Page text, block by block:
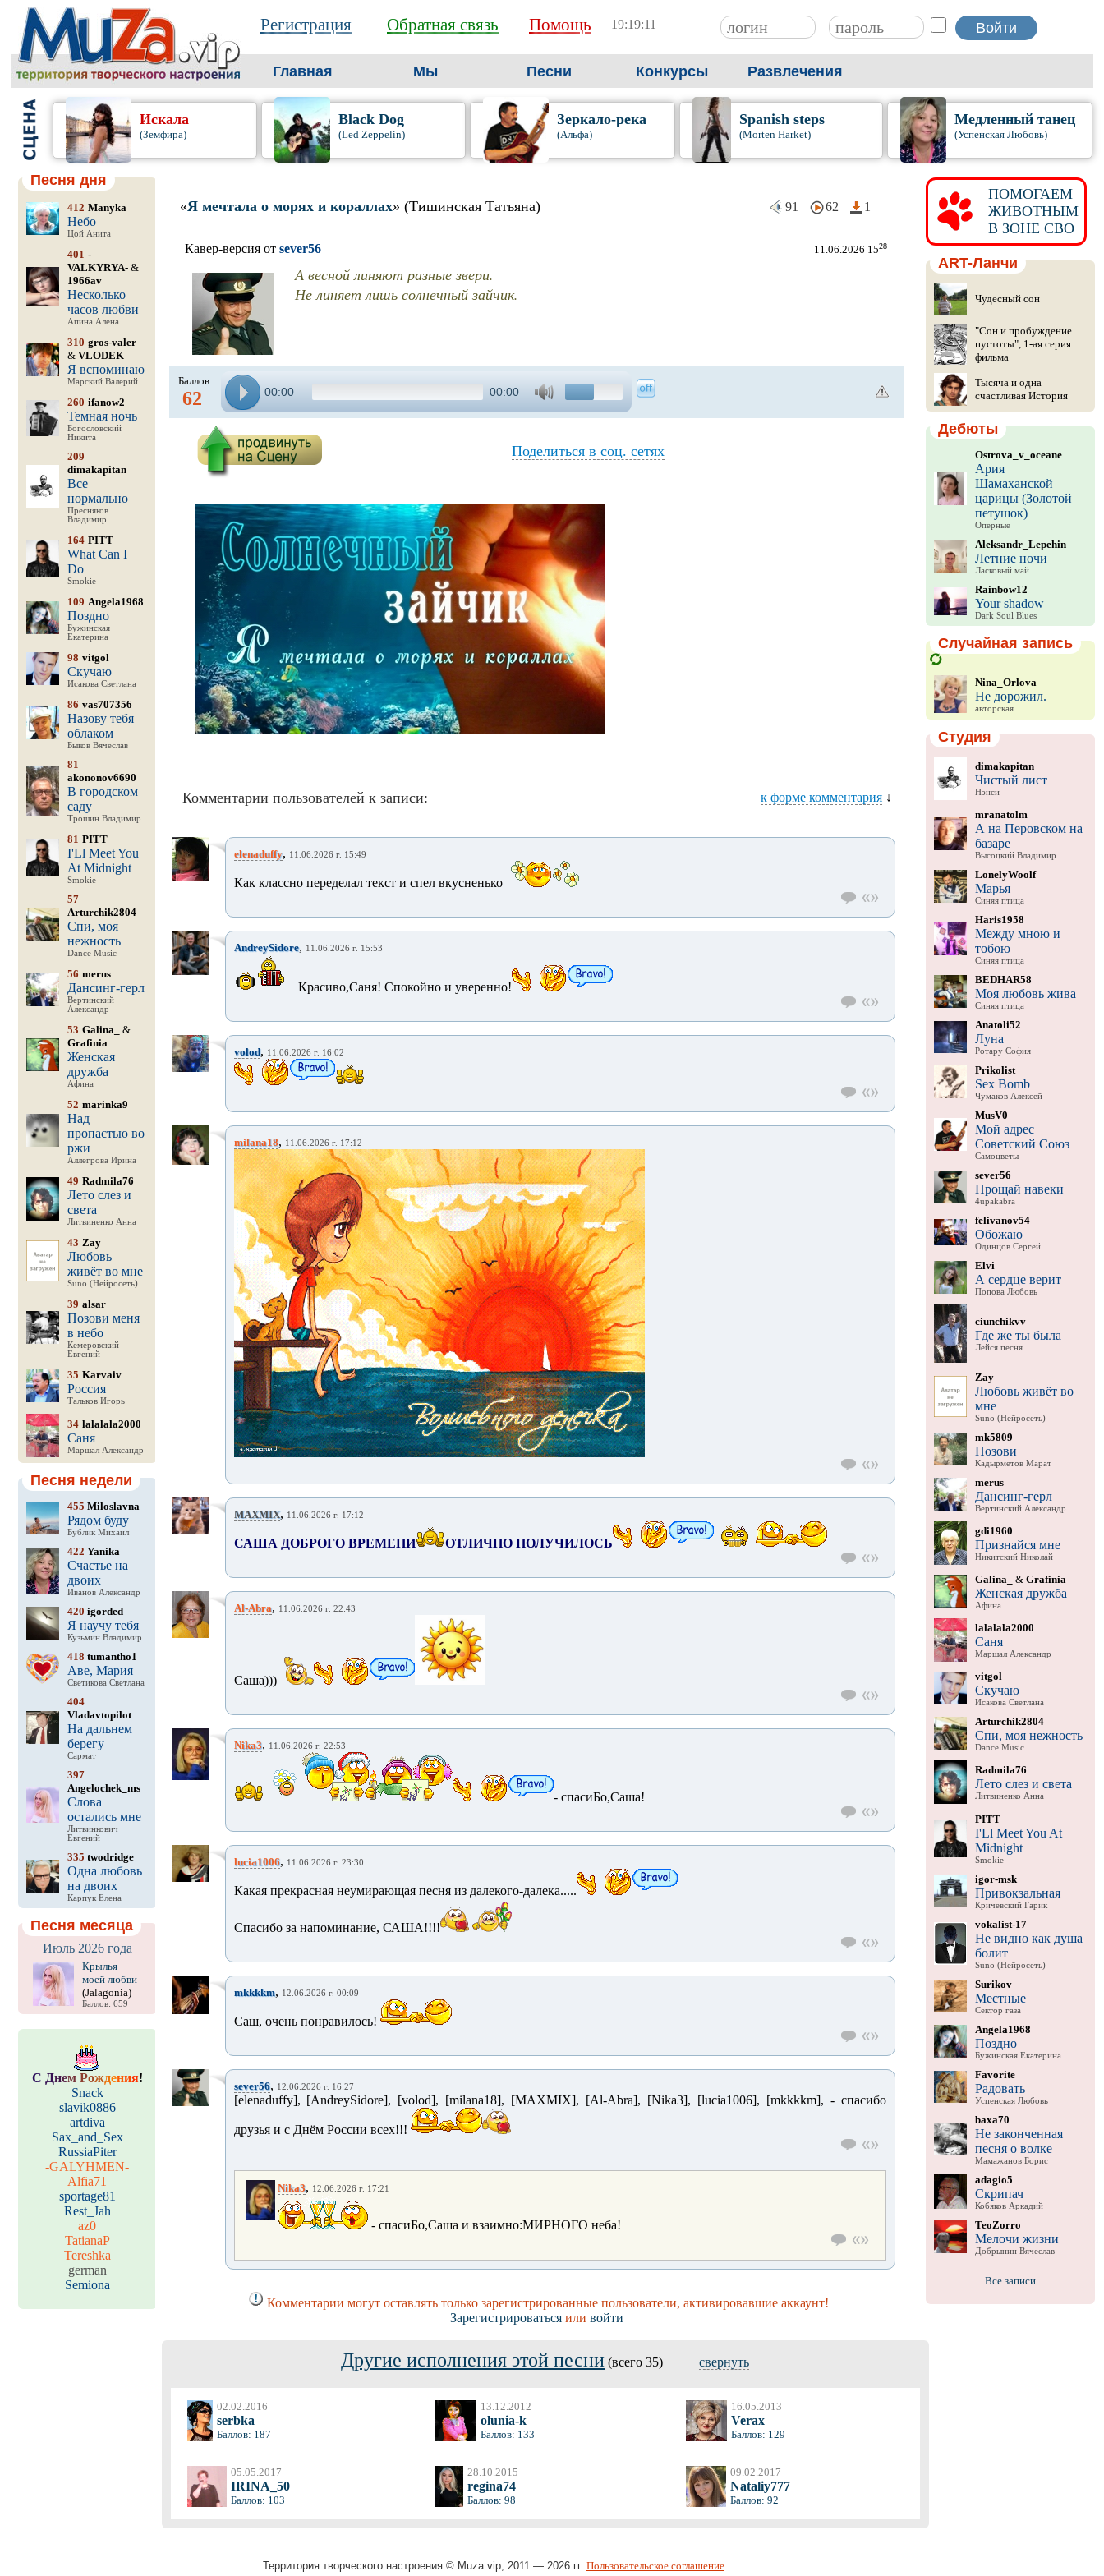
Регистрация Обратная связь Помощь 19:19:12
Главная Мы Песни Конкурсы Развлечения
Искала
(Земфира)
Black Dog
(Led Zeppelin)
Зеркало-река
(Альфа)
Spanish steps
(Morten Harket)
Медленный танец
(Успенская Любовь)
Песня дня
412 Manyka
Небо
Цой Анита
401 -
VALKYRYA-&
1966av
Несколько
часов любви
Апина Алена
310 gros-valer
& VLODEK
Я вспоминаю
Марский Валерий
260 ifanow2
Темная ночь
Богословский
Никита
209
dimakapitan
Все
нормально
Пресняков
Владимир
164 PITT
What Can I
Do
Smokie
109 Angela1968
Поздно
Бужинская
Екатерина
98 vitgol
Скучаю
Исакова Светлана
86 vas707356
Назову тебя
облаком
Быков Вячеслав
81
akononov6690
В городском
саду
Трошин Владимир
81 PITT
I'Ll Meet You
At Midnight
Smokie
57
Arturchik2804
Спи, моя
нежность
Dance Music
56 merus
Дансинг-герл
Вертинский
Александр
53 Galina_
&
Grafinia
Женская
дружба
Афина
52 marinka9
Над
пропастью во
ржи
Аллегрова Ирина
49 Radmila76
Лето слез и
света
Литвиненко Анна
43 Zay
Любовь
живёт во мне
Suno (Нейросеть)
39 alsar
Позови меня
в небо
Кемеровский
Евгений
35 Karvaiv
Россия
Тальков Игорь
34 lalalala2000
Саня
Маршал Александр
Песня недели
455 Miloslavna
Рядом буду
Бублик Михаил
422 Yanika
Счастье на
двоих
Иванов Александр
420 igorded
Я научу тебя
Кузьмин Владимир
418 tumantho1
Аве, Мария
Светикова Светлана
404
Vladavtopilot
На дальнем
берегу
Сармат
397
Angelochek_ms
Слова
остались мне
Литвинкович
Евгений
335 twodridge
Одна любовь
на двоих
Карпук Елена
Песня месяца
Июль 2026 года
Крылья
моей любви
(Jalagonia)
Баллов: 659
С Днем Рождения!
Snack
slavik0886
artdiva
Sax_and_Sex
RussiaPiter
-GALYHMEN-
Alfia71
sportage81
Rest_Jah
az0
TatianaP
Tereshka
german
Semiona
«Я мечтала о морях и кораллах» (Тишинская Татьяна) 91 62 1
Кавер-версия от sever56 11.06.2026 1528
А весной линяют разные звери.
Не линяет лишь солнечный зайчик.
Баллов:
62 00:00 00:00
Поделиться в соц. сетях
Комментарии пользователей к записи: к форме комментария↓
elenaduffy, 11.06.2026 г. 15:49
Как классно переделал текст и спел вкусненько
AndreySidore, 11.06.2026 г. 15:53
Красиво,Саня! Спокойно и уверенно!
volod, 11.06.2026 г. 16:02
milana18, 11.06.2026 г. 17:12
MAXMIX, 11.06.2026 г. 17:12
САША ДОБРОГО ВРЕМЕНИ ОТЛИЧНО ПОЛУЧИЛОСЬ
Al-Abra, 11.06.2026 г. 22:43
Саша)))
Nika3, 11.06.2026 г. 22:53
- спасиБо,Саша!
lucia1006, 11.06.2026 г. 23:30
Какая прекрасная неумирающая песня из далекого-далека.....
Спасибо за напоминание, САША!!!!
mkkkkm, 12.06.2026 г. 00:09
Саш, очень понравилось!
sever56, 12.06.2026 г. 16:27
[elenaduffy], [AndreySidore], [volod], [milana18], [MAXMIX], [Al-Abra], [Nika3], [lucia1006], [mkkkkm], - спасибо
друзья и с Днём России всех!!!
Nika3, 12.06.2026 г. 17:21
- спасиБо,Саша и взаимно:МИРНОГО неба!
Комментарии могут оставлять только зарегистрированные пользователи, активировавшие аккаунт!
Зарегистрироваться или войти
Другие исполнения этой песни (всего 35) свернуть
02.02.2016
serbka
Баллов: 187
13.12.2012
olunia-k
Баллов: 133
16.05.2013
Verax
Баллов: 129
05.05.2017
IRINA_50
Баллов: 103
28.10.2015
regina74
Баллов: 98
09.02.2017
Nataliy777
Баллов: 92
ПОМОГАЕМ
ЖИВОТНЫМ
В ЗОНЕ СВО
ART-Ланчи
Чудесный сон
"Сон и пробуждение
пустоты", 1-ая серия
фильма
Тысяча и одна
счастливая История
Дебюты
Ostrova_v_oceane
Ария
Шамаханской
царицы (Золотой
петушок)
Оперные
Aleksandr_Lepehin
Летние ночи
Ласковый май
Rainbow12
Your shadow
Dark Soul Blues
Случайная запись
Nina_Orlova
Не дорожил.
авторская
Студия
dimakapitan
Чистый лист
Нэнси
mranatolm
А на Перовском на
базаре
Высоцкий Владимир
LonelyWoolf
Марья
Синяя птица
Haris1958
Между мною и
тобою
Синяя птица
BEDHAR58
Моя любовь жива
Синяя птица
Anatoli52
Луна
Ротару София
Prikolist
Sex Bomb
Чумаков Алексей
MusV0
Мой адрес
Советский Союз
Самоцветы
sever56
Прощай навеки
4upakabra
felivanov54
Обожаю
Одинцов Сергей
Elvi
А сердце верит
Попова Любовь
ciunchikvv
Где же ты была
Лейся песня
Zay
Любовь живёт во
мне
Suno (Нейросеть)
mk5809
Позови
Кадырметов Марат
merus
Дансинг-герл
Вертинский Александр
gdi1960
Признайся мне
Никитский Николай
Galina_ & Grafinia
Женская дружба
Афина
lalalala2000
Саня
Маршал Александр
vitgol
Скучаю
Исакова Светлана
Arturchik2804
Спи, моя нежность
Dance Music
Radmila76
Лето слез и света
Литвиненко Анна
PITT
I'Ll Meet You At
Midnight
Smokie
igor-msk
Привокзальная
Кричевский Гарик
vokalist-17
Не видно как душа
болит
Suno (Нейросеть)
Surikov
Местные
Сектор газа
Angela1968
Поздно
Бужинская Екатерина
Favorite
Радовать
Успенская Любовь
baxa70
Не законченная
песня о волке
Мамажанов Борис
adagio5
Скрипач
Кобяков Аркадий
TeoZorro
Мелочи жизни
Добрынин Вячеслав
Все записи
Территория творческого настроения © Muza.vip, 2011 — 2026 гг. Пользовательское соглашение.